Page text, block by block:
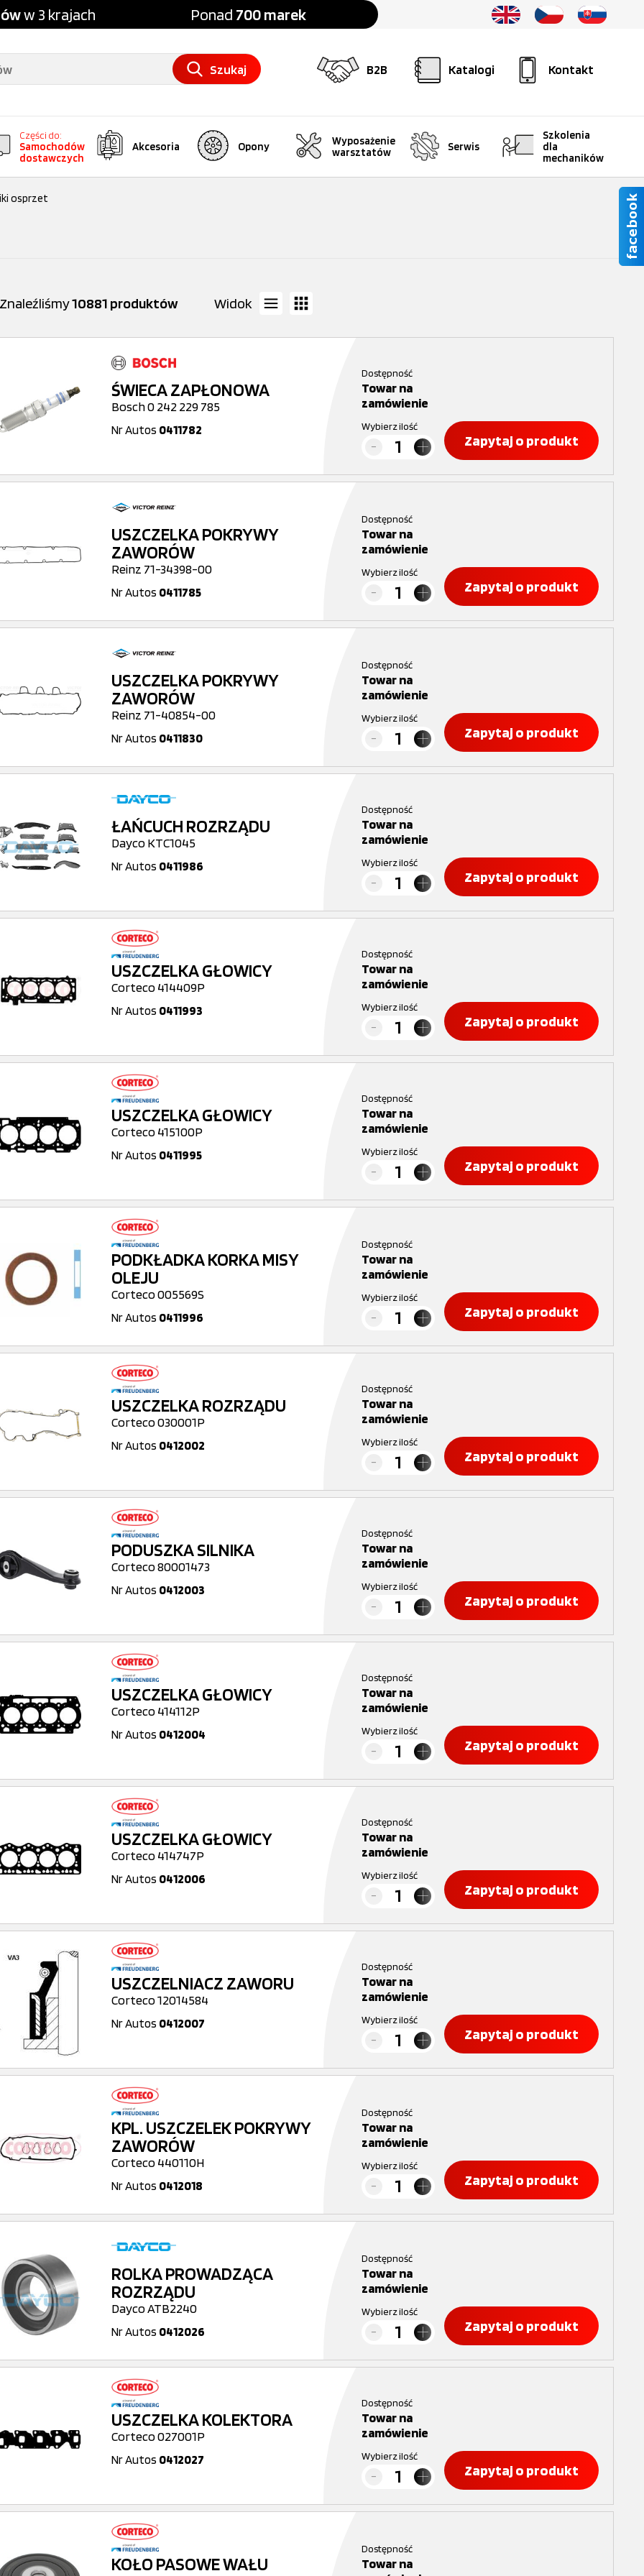
w 3 krajach Ponad 700 marek
B2B Katalogi Kontakt
Szukaj
Części do:
Samochodów
dostawczych
Akcesoria Opony
Wyposażenie
warsztatów
Serwis
Szkolenia
dla
mechaników
osprzet
Znaleźliśmy10881 produktów Widok
ŚWIECA ZAPŁONOWA
Bosch 0 242 229 785
Nr Autos 0411782
Dostępność
Towar na
zamówienie
Wybierz ilość
Zapytaj o produkt
USZCZELKA POKRYWY
ZAWORÓW
Reinz 71-34398-00
Nr Autos 0411785
Dostępność
Towar na
zamówienie
Wybierz ilość
Zapytaj o produkt
USZCZELKA POKRYWY
ZAWORÓW
Reinz 71-40854-00
Nr Autos 0411830
Dostępność
Towar na
zamówienie
Wybierz ilość
Zapytaj o produkt
ŁAŃCUCH ROZRZĄDU
Dayco KTC1045
Nr Autos 0411986
Dostępność
Towar na
zamówienie
Wybierz ilość
Zapytaj o produkt
USZCZELKA GŁOWICY
Corteco 414409P
Nr Autos 0411993
Dostępność
Towar na
zamówienie
Wybierz ilość
Zapytaj o produkt
USZCZELKA GŁOWICY
Corteco 415100P
Nr Autos 0411995
Dostępność
Towar na
zamówienie
Wybierz ilość
Zapytaj o produkt
PODKŁADKA KORKA MISY
OLEJU
Corteco 005569S
Nr Autos 0411996
Dostępność
Towar na
zamówienie
Wybierz ilość
Zapytaj o produkt
USZCZELKA ROZRZĄDU
Corteco 030001P
Nr Autos 0412002
Dostępność
Towar na
zamówienie
Wybierz ilość
Zapytaj o produkt
PODUSZKA SILNIKA
Corteco 80001473
Nr Autos 0412003
Dostępność
Towar na
zamówienie
Wybierz ilość
Zapytaj o produkt
USZCZELKA GŁOWICY
Corteco 414112P
Nr Autos 0412004
Dostępność
Towar na
zamówienie
Wybierz ilość
Zapytaj o produkt
USZCZELKA GŁOWICY
Corteco 414747P
Nr Autos 0412006
Dostępność
Towar na
zamówienie
Wybierz ilość
Zapytaj o produkt
USZCZELNIACZ ZAWORU
Corteco 12014584
Nr Autos 0412007
Dostępność
Towar na
zamówienie
Wybierz ilość
Zapytaj o produkt
KPL. USZCZELEK POKRYWY
ZAWORÓW
Corteco 440110H
Nr Autos 0412018
Dostępność
Towar na
zamówienie
Wybierz ilość
Zapytaj o produkt
ROLKA PROWADZĄCA
ROZRZĄDU
Dayco ATB2240
Nr Autos 0412026
Dostępność
Towar na
zamówienie
Wybierz ilość
Zapytaj o produkt
USZCZELKA KOLEKTORA
Corteco 027001P
Nr Autos 0412027
Dostępność
Towar na
zamówienie
Wybierz ilość
Zapytaj o produkt
KOŁO PASOWE WAŁU
Dostępność
Towar na